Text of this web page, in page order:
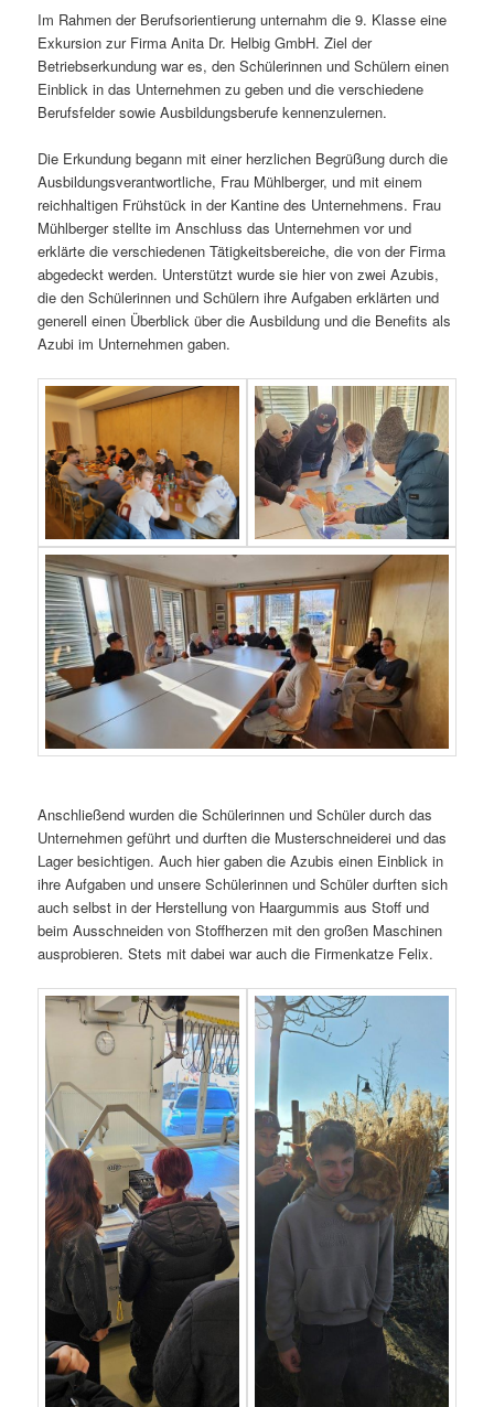
Im Rahmen der Berufsorientierung unternahm die 9. Klasse eine
Exkursion zur Firma Anita Dr. Helbig GmbH. Ziel der
Betriebserkundung war es, den Schülerinnen und Schülern einen
Einblick in das Unternehmen zu geben und die verschiedene
Berufsfelder sowie Ausbildungsberufe kennenzulernen.
Die Erkundung begann mit einer herzlichen Begrüßung durch die
Ausbildungsverantwortliche, Frau Mühlberger, und mit einem
reichhaltigen Frühstück in der Kantine des Unternehmens. Frau
Mühlberger stellte im Anschluss das Unternehmen vor und
erklärte die verschiedenen Tätigkeitsbereiche, die von der Firma
abgedeckt werden. Unterstützt wurde sie hier von zwei Azubis,
die den Schülerinnen und Schülern ihre Aufgaben erklärten und
generell einen Überblick über die Ausbildung und die Benefits als
Azubi im Unternehmen gaben.
Anschließend wurden die Schülerinnen und Schüler durch das
Unternehmen geführt und durften die Musterschneiderei und das
Lager besichtigen. Auch hier gaben die Azubis einen Einblick in
ihre Aufgaben und unsere Schülerinnen und Schüler durften sich
auch selbst in der Herstellung von Haargummis aus Stoff und
beim Ausschneiden von Stoffherzen mit den großen Maschinen
ausprobieren. Stets mit dabei war auch die Firmenkatze Felix.